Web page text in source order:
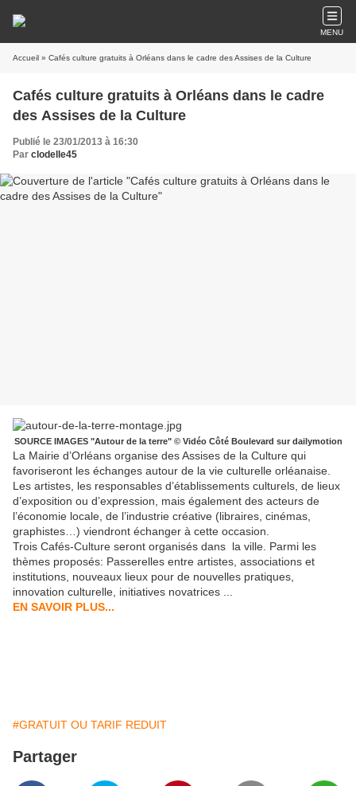
MENU
Accueil » Cafés culture gratuits à Orléans dans le cadre des Assises de la Culture
Cafés culture gratuits à Orléans dans le cadre
des Assises de la Culture
Publié le 23/01/2013 à 16:30
Par clodelle45
SOURCE IMAGES "Autour de la terre" © Vidéo Côté Boulevard sur dailymotion
La Mairie d’Orléans organise des Assises de la Culture qui
favoriseront les échanges autour de la vie culturelle orléanaise.
Les artistes, les responsables d’établissements culturels, de lieux
d’exposition ou d’expression, mais également des acteurs de
l’économie locale, de l’industrie créative (libraires, cinémas,
graphistes…) viendront échanger à cette occasion.
Trois Cafés-Culture seront organisés dans la ville . Parmi les
thèmes proposés: Passerelles entre artistes, associations et
institutions, nouveaux lieux pour de nouvelles pratiques,
innovation culturelle, initiatives novatrices ...
EN SAVOIR PLUS...
#GRATUIT OU TARIF REDUIT
Partager